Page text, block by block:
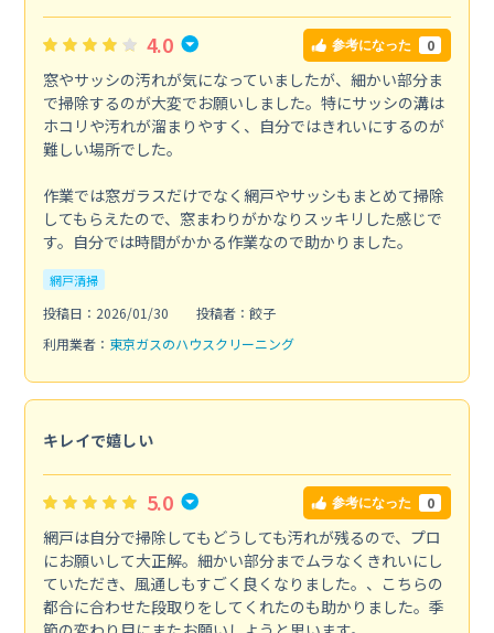
4.0 参考になった 0
窓やサッシの汚れが気になっていましたが、細かい部分ま
で掃除するのが大変でお願いしました。特にサッシの溝は
ホコリや汚れが溜まりやすく、自分ではきれいにするのが
難しい場所でした。
作業では窓ガラスだけでなく網戸やサッシもまとめて掃除
してもらえたので、窓まわりがかなりスッキリした感じで
す。自分では時間がかかる作業なので助かりました。
網戸清掃
投稿日：2026/01/30
投稿者：餃子
利用業者： 東京ガスのハウスクリーニング
キレイで嬉しい
5.0 参考になった 0
網戸は自分で掃除してもどうしても汚れが残るので、プロ
にお願いして大正解。細かい部分までムラなくきれいにし
ていただき、風通しもすごく良くなりました。、こちらの
都合に合わせた段取りをしてくれたのも助かりました。季